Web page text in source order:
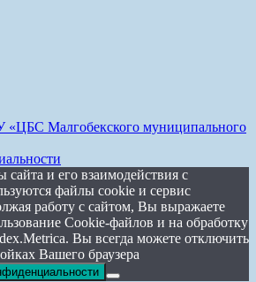
Малгобекского муниципального
и его взаимодействия с
файлы cookie и сервис
работу с сайтом, Вы выражаете
Cookie-файлов и на обработку
Вы всегда можете отключить
Вашего браузера